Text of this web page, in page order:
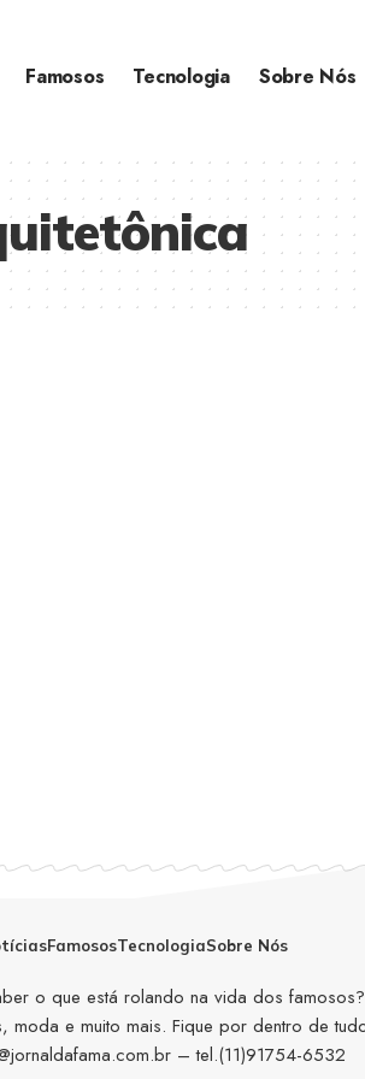
Famosos Tecnologia Sobre Nós
FamososTecnologiaSobre Nós
o que está rolando na vida dos
moda e muito mais. Fique por dentro de
– tel.(11)91754-6532